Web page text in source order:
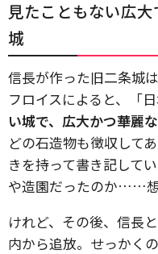
見たこともない広
城
信長が作った旧二条城
フロイスによると、「
い城で、広大かつ華麗
どの石造物も徴収して
きを持って書き記して
や造園だったのか……想
けれど、その後、信長
内から追放。せっかく